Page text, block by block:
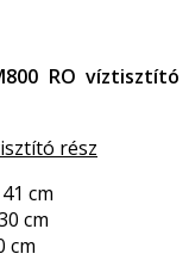
RO víztisztító
rész
cm
cm
cm